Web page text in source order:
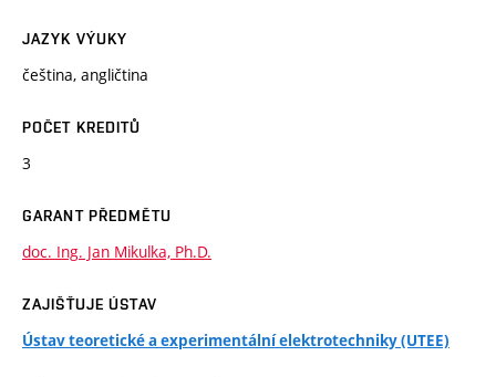
JAZYK VÝUKY
čeština, angličtina
POČET KREDITŮ
3
GARANT PŘEDMĚTU
doc. Ing. Jan Mikulka, Ph.D.
ZAJIŠŤUJE ÚSTAV
Ústav teoretické a experimentální elektrotechniky (UTEE)